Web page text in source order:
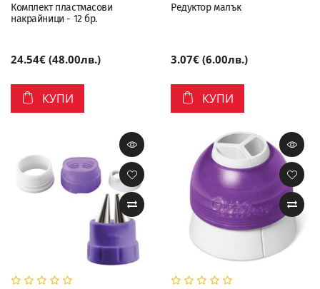
Комплект пластмасови
накрайници - 12 бр.
24.54€ (48.00лв.)
КУПИ
Редуктор малък
3.07€ (6.00лв.)
КУПИ